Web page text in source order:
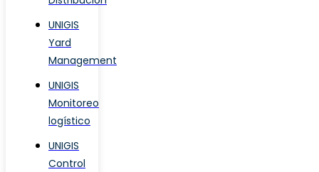
UNIGIS
Yard
Management
UNIGIS
Monitoreo
logístico
UNIGIS
Control